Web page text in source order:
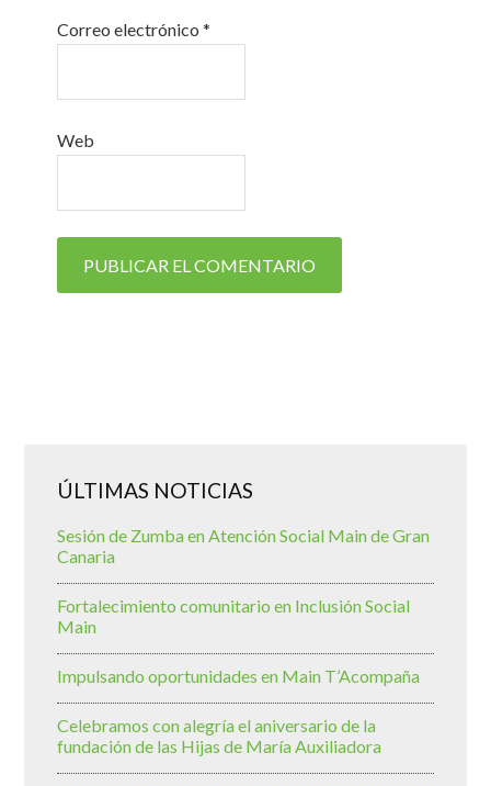
Correo electrónico*
Web
ÚLTIMAS NOTICIAS
Sesión de Zumba en Atención Social Main de Gran
Canaria
Fortalecimiento comunitario en Inclusión Social
Main
Impulsando oportunidades en Main T’Acompaña
Celebramos con alegría el aniversario de la
fundación de las Hijas de María Auxiliadora